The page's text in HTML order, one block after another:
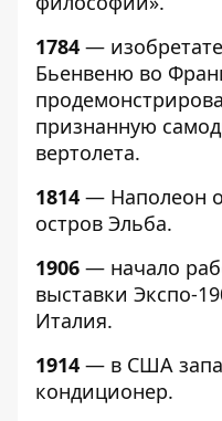
1784 —
Бьенвеню во
признанную
вертолета.
1814 — Наполеон
остров Эльба.
1906 — начало
выставки Экспо-
Италия.
1914 — в США
кондиционер.